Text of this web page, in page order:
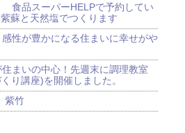
食品スーパーHELPで予約してい
蘇と天然塩でつくります
性が豊かになる住まいに幸せがや
まいの中心！先週末に調理教室
り講座)を開催しました。
紫竹